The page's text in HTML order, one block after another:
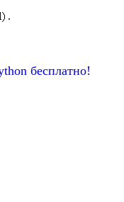
.
бесплатно!